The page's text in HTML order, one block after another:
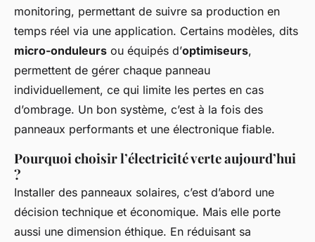
monitoring, permettant de suivre sa production en
temps réel via une application. Certains modèles, dits
micro-onduleurs ou équipés d’optimiseurs,
permettent de gérer chaque panneau
individuellement, ce qui limite les pertes en cas
d’ombrage. Un bon système, c’est à la fois des
panneaux performants et une électronique fiable.
Pourquoi choisir l’électricité verte aujourd’hui
?
Installer des panneaux solaires, c’est d’abord une
décision technique et économique. Mais elle porte
aussi une dimension éthique. En réduisant sa